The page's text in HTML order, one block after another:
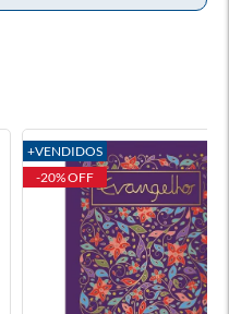
+VENDIDOS
-20% OFF